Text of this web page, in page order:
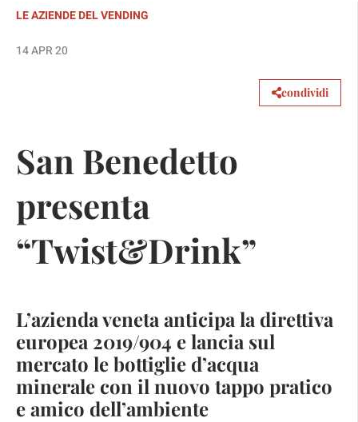
LE AZIENDE DEL VENDING
14 APR 20
condividi
San Benedetto
presenta
“Twist&Drink”
L’azienda veneta anticipa la direttiva
europea 2019/904 e lancia sul
mercato le bottiglie d’acqua
minerale con il nuovo tappo pratico
e amico dell’ambiente